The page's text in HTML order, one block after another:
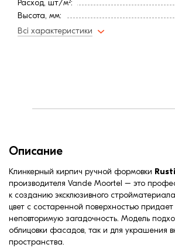
Расход, шт/м²:
Высота, мм:
Длина, мм:
Всі характеристики
Описание
Клинкерный кирпич ручной формовки
производителя Vande Moortel – это
к созданию эксклюзивного
цвет с состаренной поверхностью придает
неповторимую загадочность. Модель
облицовки фасадов, так и для украшения
пространства.